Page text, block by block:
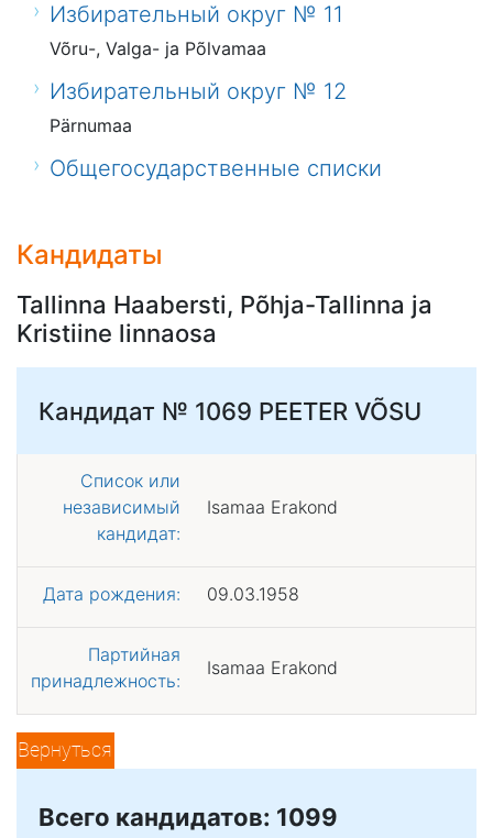
Избирательный округ № 11
Võru-, Valga- ja Põlvamaa
Избирательный округ № 12
Pärnumaa
Общегосударственные списки
Кандидаты
Tallinna Haabersti, Põhja-Tallinna ja
Kristiine linnaosa
Кандидат № 1069 PEETER VÕSU
Список или
независимый
кандидат:
Isamaa Erakond
Дата рождения: 09.03.1958
Партийная
принадлежность:
Isamaa Erakond
Вернуться
Всего кандидатов: 1099